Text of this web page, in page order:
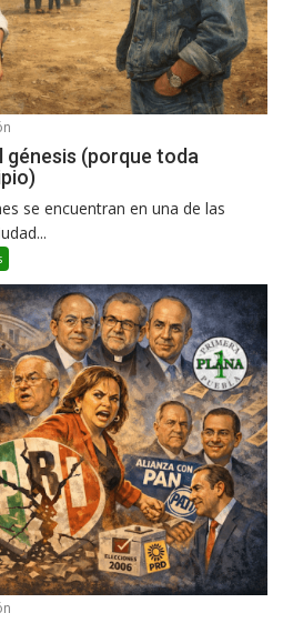
génesis (porque toda
se encuentran en una de las